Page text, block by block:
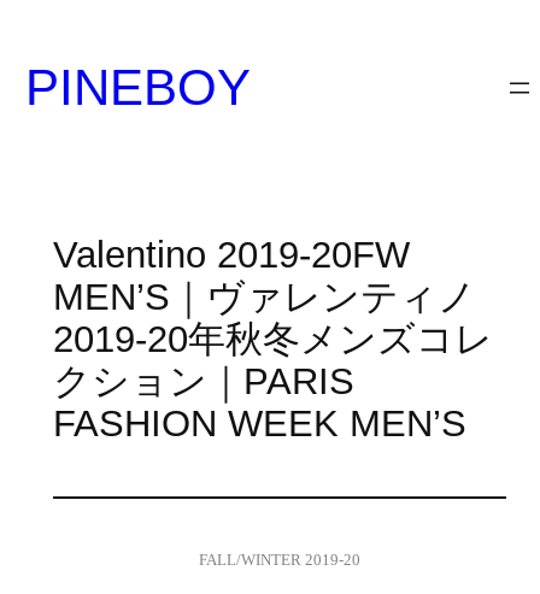
PINEBOY
Valentino 2019-20FW
MEN’S｜ヴァレンティノ
2019-20年秋冬メンズコレ
クション｜PARIS
FASHION WEEK MEN’S
FALL/WINTER 2019-20